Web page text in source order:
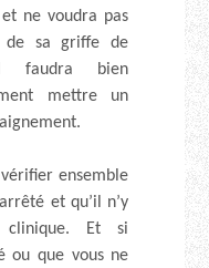
ne voudra pas
de sa griffe de
il faudra bien
mettre un
ensemble
et qu’il n’y
Et si
ou que vous ne